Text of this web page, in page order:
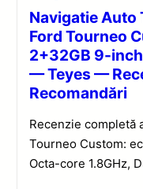
Navigatie Auto
Ford Tourneo
2+32GB 9-
— Teyes —
Recomandări
Recenzie completă
Tourneo Custom:
Octa-core 1.8GHz,